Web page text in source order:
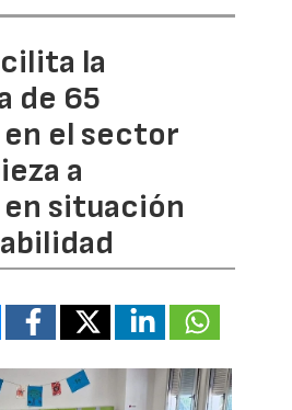
la
de 65
el sector
a
situación